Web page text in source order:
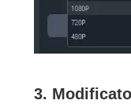
3.